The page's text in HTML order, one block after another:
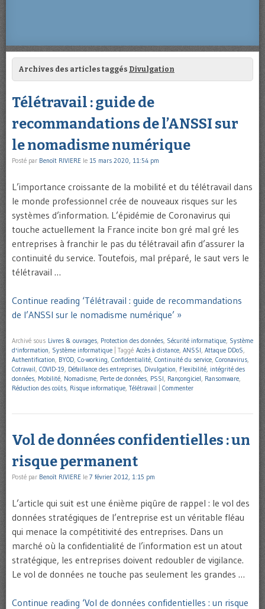
Archives des articles taggés Divulgation
Télétravail : guide de
recommandations de l’ANSSI sur
le nomadisme numérique
Posté par Benoît RIVIERE le 15 mars 2020, 11:54 pm
L’importance croissante de la mobilité et du télétravail dans
le monde professionnel crée de nouveaux risques sur les
systèmes d’information. L’épidémie de Coronavirus qui
touche actuellement la France incite bon gré mal gré les
entreprises à franchir le pas du télétravail afin d’assurer la
continuité du service. Toutefois, mal préparé, le saut vers le
télétravail …
Continue reading ‘Télétravail : guide de recommandations
de l’ANSSI sur le nomadisme numérique’ »
Archivé sous Livres & ouvrages, Protection des données, Sécurité informatique, Système
d'information, Système informatique Taggé Accès à distance, ANSSI, Attaque DDoS,
Authentification, BYOD, Co-working, Confidentialité, Continuité du service, Coronavirus,
Cotravail, COVID-19, Défaillance des entreprises, Divulgation, Flexibilité, intégrité des
données, Mobilité, Nomadisme, Perte de données, PSSI, Rançongiciel, Ransomware,
Réduction des coûts, Risque informatique, Télétravail Commenter
Vol de données confidentielles : un
risque permanent
Posté par Benoît RIVIERE le 7 février 2012, 1:15 pm
L’article qui suit est une énième piqûre de rappel : le vol des
données stratégiques de l’entreprise est un véritable fléau
qui menace la compétitivité des entreprises. Dans un
marché où la confidentialité de l’information est un atout
stratégique, les entreprises doivent redoubler de vigilance.
Le vol de données ne touche pas seulement les grandes …
Continue reading ‘Vol de données confidentielles : un risque